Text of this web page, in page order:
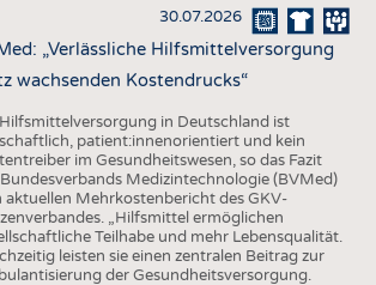
30.07.2026
„Verlässliche Hilfsmittelversorgung
wachsenden Kostendrucks“
in Deutschland ist
patient:innenorientiert und kein
im Gesundheitswesen, so das Fazit
Medizintechnologie (BVMed)
aktuellen Mehrkostenbericht des GKV-
„Hilfsmittel ermöglichen
Teilhabe und mehr Lebensqualität.
leisten sie einen zentralen Beitrag zur
der Gesundheitsversorgung.